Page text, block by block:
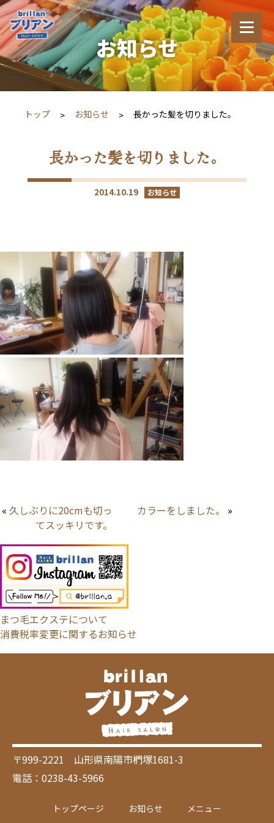
お知らせ
トップ お知らせ 長かった髪を切りました。
長かった髪を切りました。
2014.10.19 お知らせ
« 久しぶりに20cmも切っ
てスッキリです。
カラーをしました。 »
まつ毛エクステについて
消費税率変更に関するお知らせ
〒999-2221 山形県南陽市椚塚1681-3
電話：0238-43-5966
トップページ お知らせ
メニュー